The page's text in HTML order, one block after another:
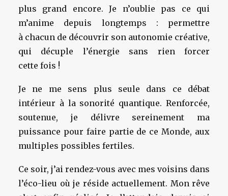
plus grand encore. Je n’oublie pas ce qui
m’anime depuis longtemps : permettre
à chacun de découvrir son autonomie créative,
qui décuple l’énergie sans rien forcer
cette fois !
Je ne me sens plus seule dans ce débat
intérieur à la sonorité quantique. Renforcée,
soutenue, je délivre sereinement ma
puissance pour faire partie de ce Monde, aux
multiples possibles fertiles.
Ce soir, j’ai rendez-vous avec mes voisins dans
l’éco-lieu où je réside actuellement. Mon rêve